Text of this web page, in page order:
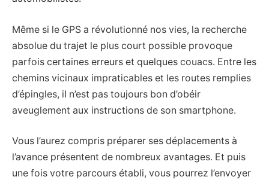
Même si le GPS a révolutionné nos vies, la recherche
absolue du trajet le plus court possible provoque
parfois certaines erreurs et quelques couacs. Entre les
chemins vicinaux impraticables et les routes remplies
d’épingles, iI n’est pas toujours bon d’obéir
aveuglement aux instructions de son smartphone.
Vous l’aurez compris préparer ses déplacements à
l’avance présentent de nombreux avantages. Et puis
une fois votre parcours établi, vous pourrez l’envoyer